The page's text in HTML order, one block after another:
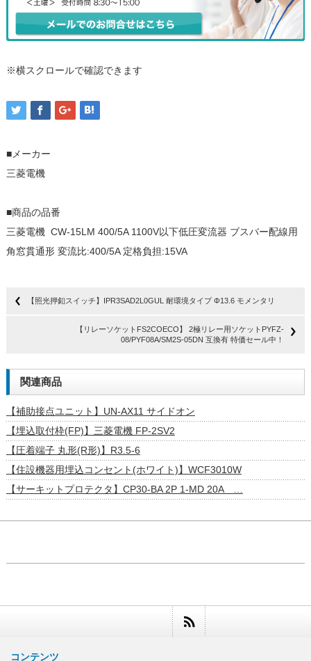
※横スクロールで確認できます
■メーカー
三菱電機
■商品の品番
三菱電機 CW-15LM 400/5A 1100V以下低圧変流器 ブスバー配線用
角窓貫通形 変流比:400/5A 定格負担:15VA
【照光押釦スイッチ】IPR3SAD2L0GUL 耐環境タイプ Φ13.6 モメンタリ
【リレーソケットFS2COECO】 2極リレー用ソケットPYFZ-
08/PYF08A/SM2S-05DN 互換有 特価セール中！
関連商品
【補助接点ユニット】UN-AX11 サイドオン
【埋込取付枠(FP)】三菱電機 FP-2SV2
【圧着端子 丸形(R形)】R3.5-6
【住設機器用埋込コンセント(ホワイト)】WCF3010W
【サーキットプロテクタ】CP30-BA 2P 1-MD 20A …
コンテンツ